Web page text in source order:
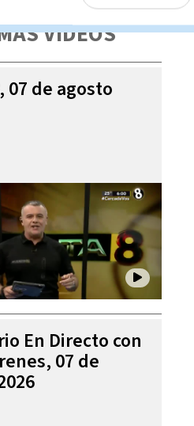
VIDEOS
07 de agosto
En Directo con
07 de